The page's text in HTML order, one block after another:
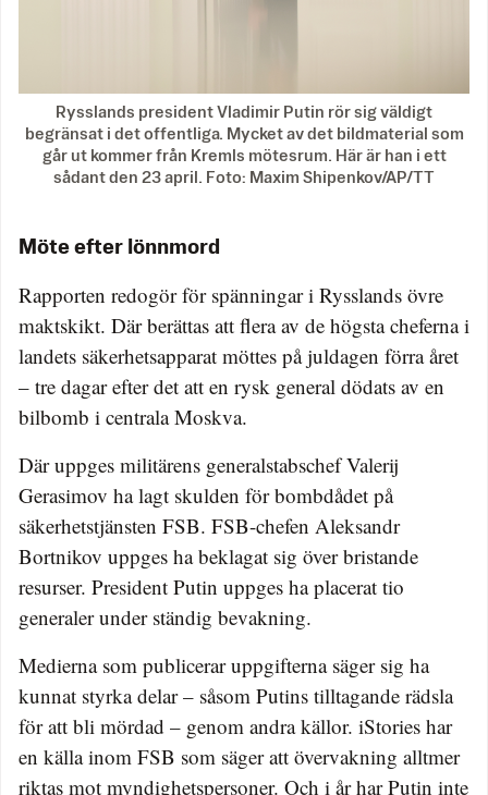
Rysslands president Vladimir Putin rör sig väldigt
begränsat i det offentliga. Mycket av det bildmaterial som
går ut kommer från Kremls mötesrum. Här är han i ett
sådant den 23 april. Foto: Maxim Shipenkov/AP/TT
Möte efter lönnmord
Rapporten redogör för spänningar i Rysslands övre
maktskikt. Där berättas att flera av de högsta cheferna i
landets säkerhetsapparat möttes på juldagen förra året
– tre dagar efter det att en rysk general dödats av en
bilbomb i centrala Moskva.
Där uppges militärens generalstabschef Valerij
Gerasimov ha lagt skulden för bombdådet på
säkerhetstjänsten FSB. FSB-chefen Aleksandr
Bortnikov uppges ha beklagat sig över bristande
resurser. President Putin uppges ha placerat tio
generaler under ständig bevakning.
Medierna som publicerar uppgifterna säger sig ha
kunnat styrka delar – såsom Putins tilltagande rädsla
för att bli mördad – genom andra källor. iStories har
en källa inom FSB som säger att övervakning alltmer
riktas mot myndighetspersoner. Och i år har Putin inte